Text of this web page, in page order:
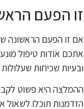
זו הפעם
אם זו הפעם הראשונה
אתכם אודות טיפול
ובעיות שכיחות
ההמלצה היא פשוט
הזדמנות תוכלו לשאול